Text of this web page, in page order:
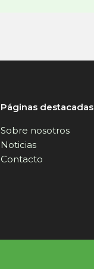
Páginas destacadas
Sobre nosotros
Noticias
Contacto